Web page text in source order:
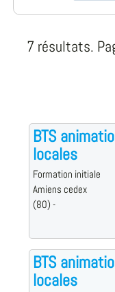
7 résultats.
BTS
locales
Formation initiale
Amiens cedex
(80) -
BTS
locales